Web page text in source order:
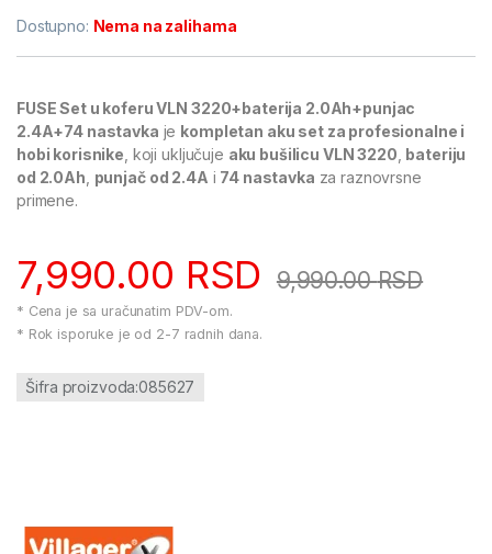
Dostupno: Nema na zalihama
FUSE Set u koferu VLN 3220+baterija 2.0Ah+punjac
2.4A+74 nastavka je kompletan aku set za profesionalne i
hobi korisnike , koji uključuje aku bušilicu VLN 3220 bateriju
od 2.0Ah punjač od 2.4A i 74 nastavka za raznovrsne
primene.
7,990.00 RSD 9,990.00RSD
* Cena je sa uračunatim PDV-om.
* Rok isporuke je od 2-7 radnih dana.
Šifra proizvoda:085627